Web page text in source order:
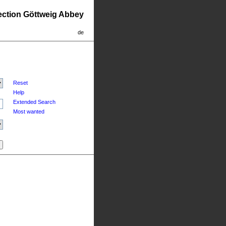
Göttweig Abbey
de
Reset
Help
Extended Search
Most wanted